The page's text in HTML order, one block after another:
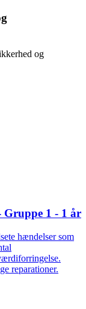
og
Gruppe 1 - 1 år
hændelser som
reparationer.